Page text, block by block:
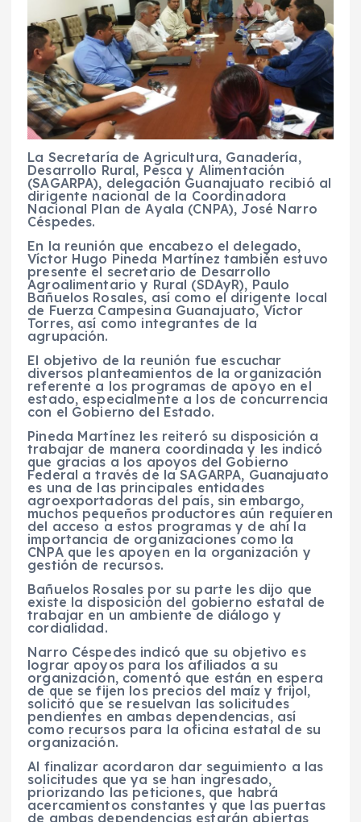
La Secretaría de Agricultura, Ganadería,
Desarrollo Rural, Pesca y Alimentación
(SAGARPA), delegación Guanajuato recibió al
dirigente nacional de la Coordinadora
Nacional Plan de Ayala (CNPA), José Narro
Céspedes.
En la reunión que encabezo el delegado,
Víctor Hugo Pineda Martínez también estuvo
presente el secretario de Desarrollo
Agroalimentario y Rural (SDAyR), Paulo
Bañuelos Rosales, así como el dirigente local
de Fuerza Campesina Guanajuato, Víctor
Torres, así como integrantes de la
agrupación.
El objetivo de la reunión fue escuchar
diversos planteamientos de la organización
referente a los programas de apoyo en el
estado, especialmente a los de concurrencia
con el Gobierno del Estado.
Pineda Martínez les reiteró su disposición a
trabajar de manera coordinada y les indicó
que gracias a los apoyos del Gobierno
Federal a través de la SAGARPA, Guanajuato
es una de las principales entidades
agroexportadoras del país, sin embargo,
muchos pequeños productores aún requieren
del acceso a estos programas y de ahí la
importancia de organizaciones como la
CNPA que les apoyen en la organización y
gestión de recursos.
Bañuelos Rosales por su parte les dijo que
existe la disposición del gobierno estatal de
trabajar en un ambiente de diálogo y
cordialidad.
Narro Céspedes indicó que su objetivo es
lograr apoyos para los afiliados a su
organización, comentó que están en espera
de que se fijen los precios del maíz y frijol,
solicitó que se resuelvan las solicitudes
pendientes en ambas dependencias, así
como recursos para la oficina estatal de su
organización.
Al finalizar acordaron dar seguimiento a las
solicitudes que ya se han ingresado,
priorizando las peticiones, que habrá
acercamientos constantes y que las puertas
de ambas dependencias estarán abiertas